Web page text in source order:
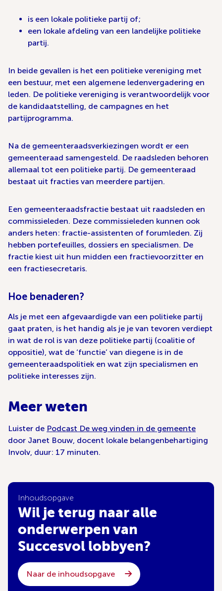
is een lokale politieke partij of;
een lokale afdeling van een landelijke politieke
partij.
In beide gevallen is het een politieke vereniging met
een bestuur, met een algemene ledenvergadering en
leden. De politieke vereniging is verantwoordelijk voor
de kandidaatstelling, de campagnes en het
partijprogramma.
Na de gemeenteraadsverkiezingen wordt er een
gemeenteraad samengesteld. De raadsleden behoren
allemaal tot een politieke partij. De gemeenteraad
bestaat uit fracties van meerdere partijen.
Een gemeenteraadsfractie bestaat uit raadsleden en
commissieleden. Deze commissieleden kunnen ook
anders heten: fractie-assistenten of forumleden. Zij
hebben portefeuilles, dossiers en specialismen. De
fractie kiest uit hun midden een fractievoorzitter en
een fractiesecretaris.
Hoe benaderen?
Als je met een afgevaardigde van een politieke partij
gaat praten, is het handig als je je van tevoren verdiept
in wat de rol is van deze politieke partij (coalitie of
oppositie), wat de ‘functie’ van diegene is in de
gemeenteraadspolitiek en wat zijn specialismen en
politieke interesses zijn.
Meer weten
Luister de Podcast De weg vinden in de gemeente
door Janet Bouw, docent lokale belangenbehartiging
Involv, duur: 17 minuten.
Inhoudsopgave
Wil je terug naar alle
onderwerpen van
Succesvol lobbyen?
Naar de inhoudsopgave